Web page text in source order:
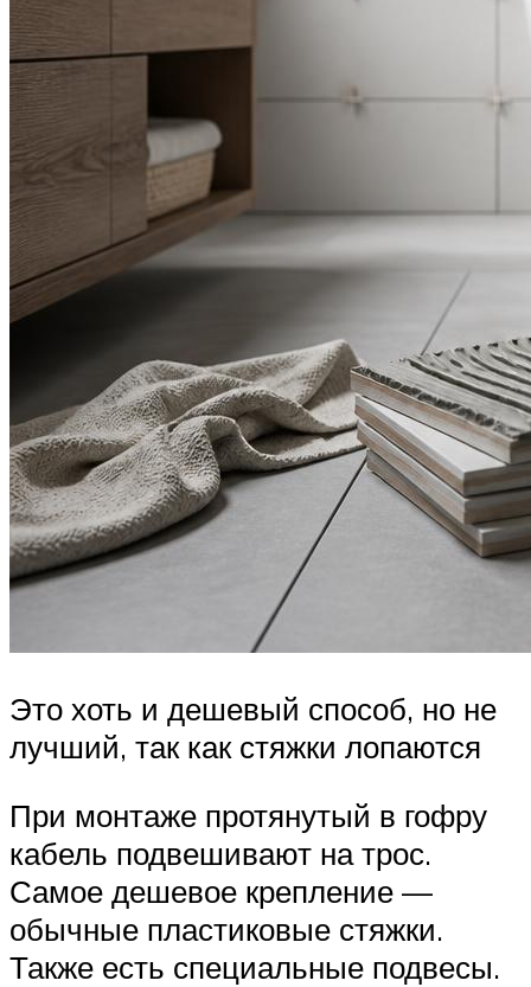
Это хоть и дешевый способ, но не
лучший, так как стяжки лопаются
При монтаже протянутый в гофру
кабель подвешивают на трос.
Самое дешевое крепление —
обычные пластиковые стяжки.
Также есть специальные подвесы.